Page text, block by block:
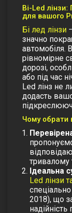
Bi-Led лінзи:
для вашого
Бі лед лінзи
значно
автомобіля.
рівномірне
дорозі,
або під час
Led лінз не
додасть
Чому обрати
тривалому
Ідеальна
Led лінзи
2018), що
надійність